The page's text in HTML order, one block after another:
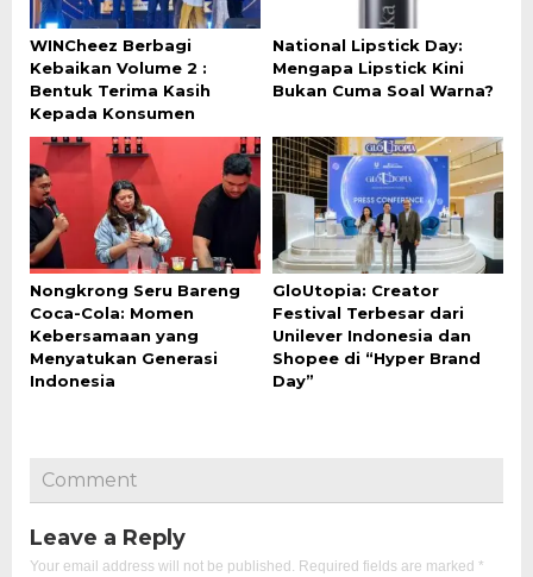
WINCheez Berbagi
Kebaikan Volume 2 :
Bentuk Terima Kasih
Kepada Konsumen
National Lipstick Day:
Mengapa Lipstick Kini
Bukan Cuma Soal Warna?
Nongkrong Seru Bareng
Coca-Cola: Momen
Kebersamaan yang
Menyatukan Generasi
Indonesia
GloUtopia: Creator
Festival Terbesar dari
Unilever Indonesia dan
Shopee di “Hyper Brand
Day”
Comment
Leave a Reply
Your email address will not be published. Required fields are marked *